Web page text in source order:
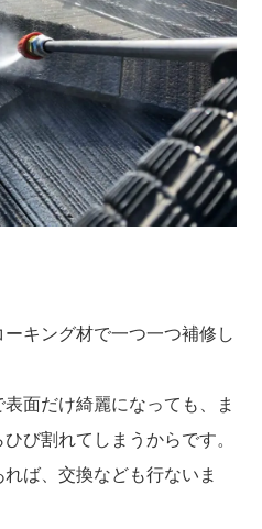
キング材で一つ一つ補修し
面だけ綺麗になっても、ま
び割れてしまうからです。
ば、交換なども行ないま